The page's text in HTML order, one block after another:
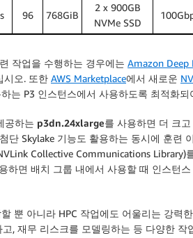
96 768GiB
2 x 900GB
NVMe SSD
작업을 수행하는 경우에는 Amazon Deep
시오. 또한 AWS Marketplace에서 새로운
는 P3 인스턴스에서 사용하도록 최적화되
공하는 p3dn.24xlarge를 사용하면 더 크
단 Skylake 기능도 활용하는 동시에 훈련
Collective Communications Library)
하면 배치 그룹 내에서 사용할 때 인스턴
뿐 아니라 HPC 작업에도 어울리는 강력
, 재무 리스크를 모델링하는 등 다양한 작